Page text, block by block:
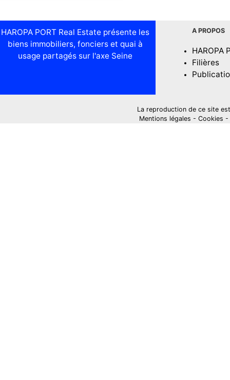
HAROPA PORT Real Estate présente les
biens immobiliers, fonciers et quai à
usage partagés sur l'axe Seine
A PROPOS
HAROPA
Filières
La reproduction de ce site
Mentions légales - Cookies -